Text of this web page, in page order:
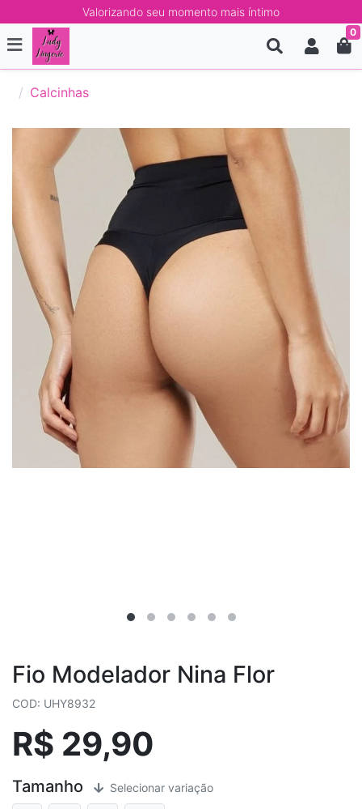
Valorizando seu momento mais íntimo
0
Calcinhas
Fio Modelador Nina Flor
COD: UHY8932
R$ 29,90
Tamanho Selecionar variação